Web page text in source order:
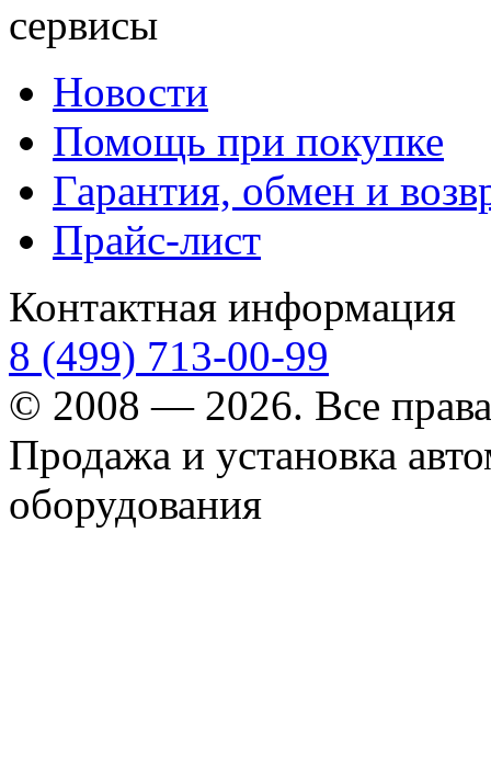
сервисы
Новости
Помощь при покупке
Гарантия, обмен и
Прайс-лист
Контактная информация
8 (499) 713-00-99
© 2008 — 2026. Все
Продажа и установка
оборудования